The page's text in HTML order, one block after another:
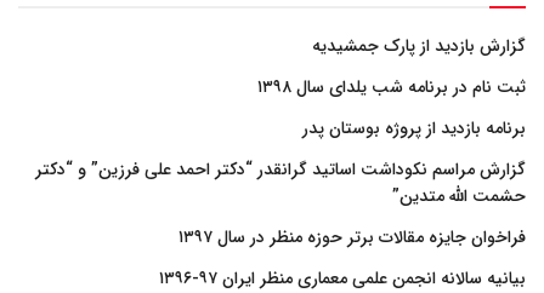
گزارش بازدید از پارک جمشیدیه
ثبت نام در برنامه شب یلدای سال ۱۳۹۸
برنامه بازدید از پروژه بوستان پدر
گزارش مراسم نکوداشت اساتید گرانقدر “دکتر احمد علی فرزین” و “دکتر
حشمت الله متدین”
فراخوان جایزه مقالات برتر حوزه منظر در سال ۱۳۹۷
بیانیه سالانه انجمن علمی معماری منظر ایران ۹۷-۱۳۹۶